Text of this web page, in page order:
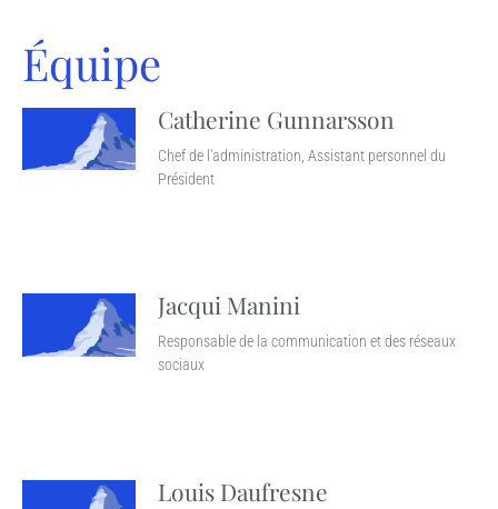
Équipe
Catherine Gunnarsson
Chef de l'administration, Assistant personnel du
Président
Jacqui Manini
Responsable de la communication et des réseaux
sociaux
Louis Daufresne